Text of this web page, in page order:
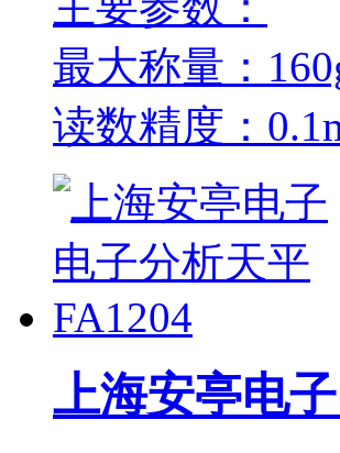
最大称量：
读数精度：
上海安亭电